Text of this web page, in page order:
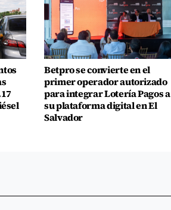
Betpro se convierte en el
primer operador autorizado
para integrar Lotería Pagos a
su plataforma digital en El
Salvador